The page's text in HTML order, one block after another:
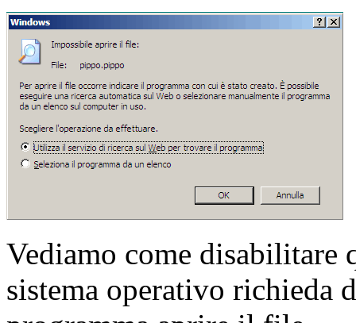
Vediamo come disabilitare
sistema operativo richieda